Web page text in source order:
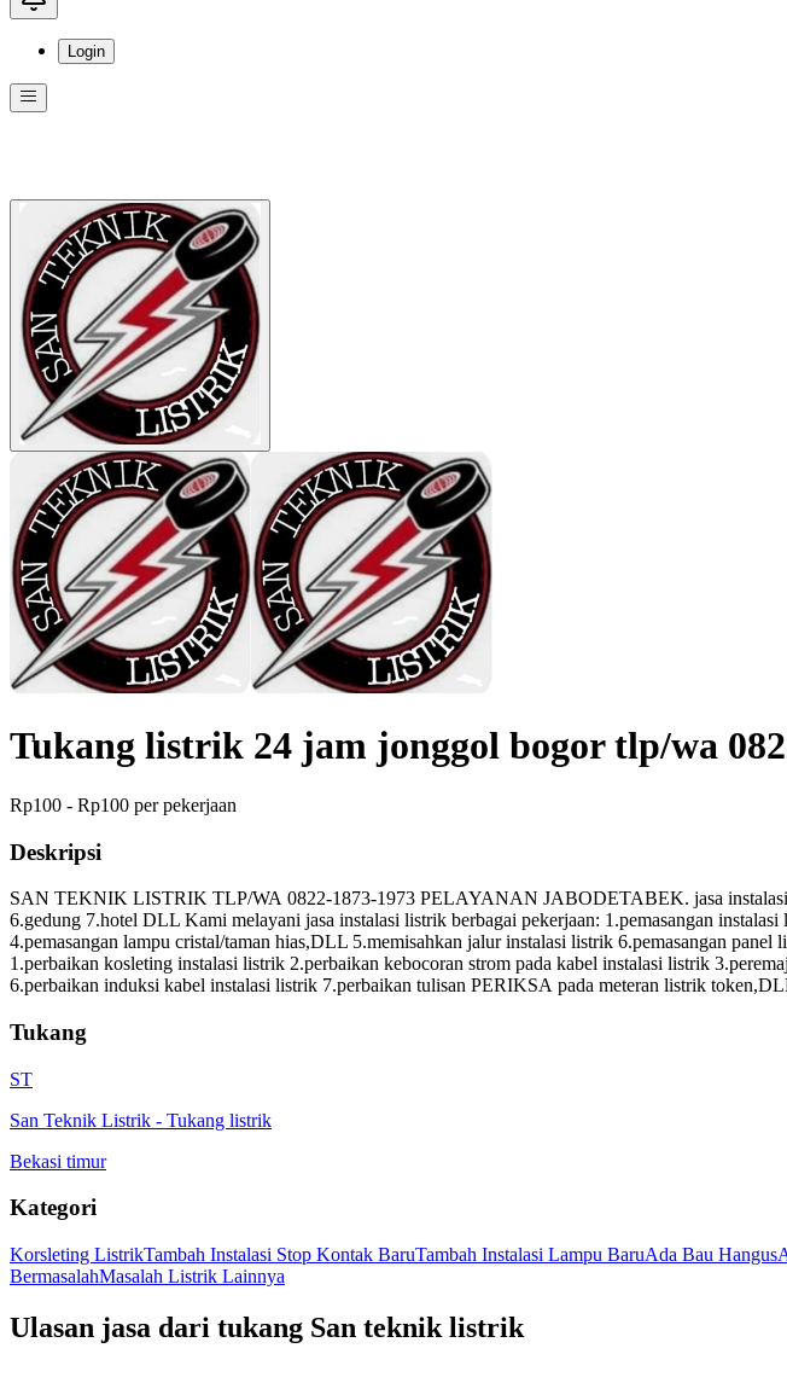
Login
Menu ini berisi navigasi untuk mengakses fitur-fitur di KangPro
Tukang listrik 24 jam jonggol bogor tlp/wa
Rp100 - Rp100 per pekerjaan
Deskripsi
SAN TEKNIK LISTRIK TLP/WA 0822-1873-1973 PELAYANAN JABODETABEK. jasa instalasi
6.gedung 7.hotel DLL Kami melayani jasa instalasi listrik berbagai pekerjaan: 1.pemasangan
4.pemasangan lampu cristal/taman hias,DLL 5.memisahkan jalur instalasi listrik 6.pemasangan
1.perbaikan kosleting instalasi listrik 2.perbaikan kebocoran strom pada kabel instalasi listrik
6.perbaikan induksi kabel instalasi listrik 7.perbaikan tulisan PERIKSA pada meteran listrik
Tukang
ST
San Teknik Listrik - Tukang listrik
Bekasi timur
Kategori
Korsleting ListrikTambah Instalasi Stop Kontak BaruTambah Instalasi Lampu BaruAda Bau Hangus
BermasalahMasalah Listrik Lainnya
Ulasan jasa dari tukang San teknik listrik